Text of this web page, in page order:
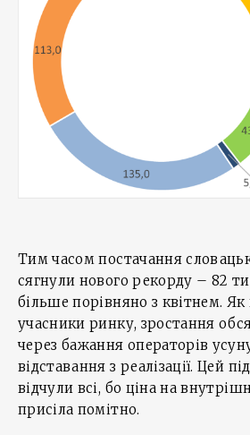
Тим часом постачання
сягнули нового рекорду – 82
більше порівняно з квітнем.
учасники ринку, зростання
через бажання операторів
відставання з реалізації. Цей
відчули всі, бо ціна на
присіла помітно.